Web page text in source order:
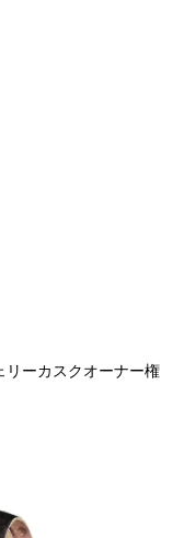
リーカスクオーナー権